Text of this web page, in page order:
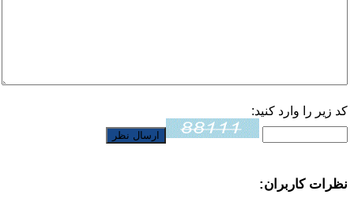
کد زیر را وارد کنید:
نظرات کاربران: